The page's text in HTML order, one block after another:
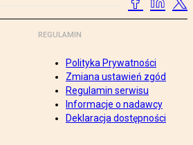
REGULAMIN
Polityka Prywatności
Zmiana ustawień zgód
Regulamin serwisu
Informacje o nadawcy
Deklaracja dostępności